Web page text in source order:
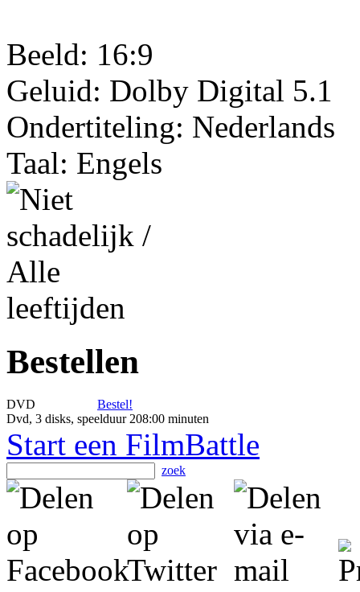
Beeld: 16:9
Geluid: Dolby Digital 5.1
Ondertiteling: Nederlands
Taal: Engels
Bestellen
DVD
Bestel!
Dvd, 3 disks, speelduur 208:00 minuten
Start een FilmBattle
zoek